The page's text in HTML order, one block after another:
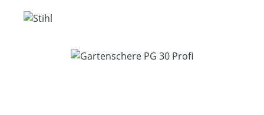
Bildergalerie überspringen